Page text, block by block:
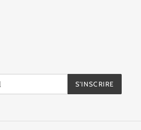
S'INSCRIRE